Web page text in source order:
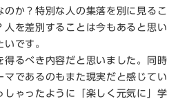
のか？特別な人の集落を別に見るこ
人を差別することは今もあると思い
です。
得るべき内容だと思いました。同時
マであるのもまた現実だと感じてい
しゃったように「楽しく元気に」学